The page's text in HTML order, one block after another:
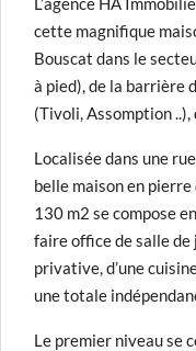
cette magnifique
Bouscat dans le
à pied), de la barrière
(Tivoli, Assomption ..),
Localisée dans une
belle maison en pierre
130 m2 se compose
faire office de salle de
privative, d’une
une totale
Le premier niveau se